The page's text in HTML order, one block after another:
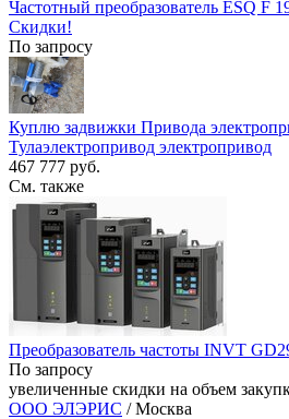
Частотный преобразователь ESQ F
Скидки!
По запросу
Куплю задвижки Привода
Тулаэлектропривод электропривод
467 777 руб.
См. также
Преобразователь частоты INVT
По запросу
увеличенные скидки на объем
ООО ЭЛЭРИС / Москва